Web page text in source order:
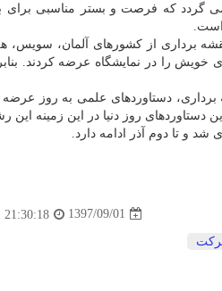
گردد كه فرصت و بستر مناسبی برای
است.
نقشه برداری از كشورهای آلمان،
خویش را در نمایشگاه عرضه كردند.
برداری، دستاوردهای علمی به روز
روز دنیا در این زمینه این
1397/09/01
21:30:18